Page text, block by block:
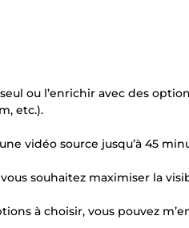
ou l’enrichir avec des
etc.).
vidéo source jusqu’à 45
souhaitez maximiser la
à choisir, vous pouvez